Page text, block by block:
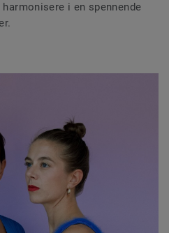
i en spennende